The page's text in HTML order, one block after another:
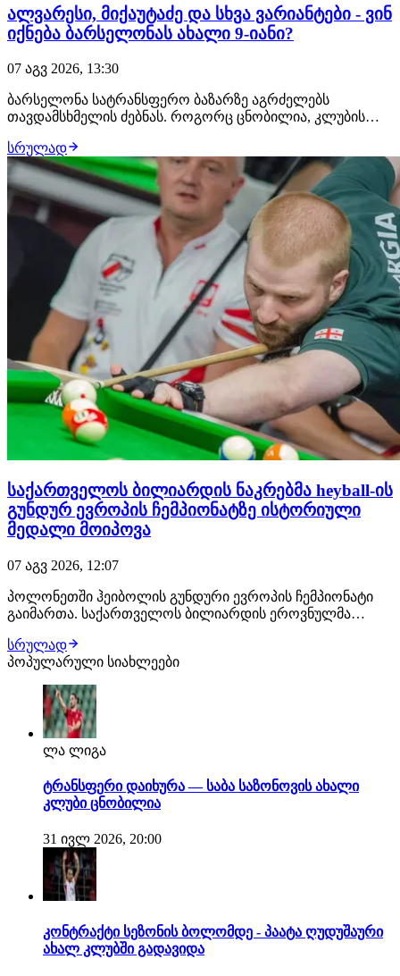
ალვარესი, მიქაუტაძე და სხვა ვარიანტები - ვინ
იქნება ბარსელონას ახალი 9-იანი?
07 აგვ 2026, 13:30
ბარსელონა სატრანსფერო ბაზარზე აგრძელებს
თავდამსხმელის ძებნას. როგორც ცნობილია, კლუბის
ვარსკვლავური ფორვარდის კატალონიაში
გადაბარგების შანსი დღითიდღე იკლებს. მადრიდის
ატლეტიკოს მტკიცედ აქვს გადაწყვეტილი არგენტინელი
წინახაზელის "ბლაუგრან…
სრულად
საქართველოს ბილიარდის ნაკრებმა heyball-ის
გუნდურ ევროპის ჩემპიონატზე ისტორიული
მედალი მოიპოვა
07 აგვ 2026, 12:07
პოლონეთში ჰეიბოლის გუნდური ევროპის ჩემპიონატი
გაიმართა. საქართველოს ბილიარდის ეროვნულმა
ანგარიშით 3:1 დათმო და ევროპის ვიცე-ჩემპიონი გახდა,
რაც ისტორიული შედეგია. ფინალამდე ქართველმა
მობილიარდეებმა სლოვაკეთის, პოლონეთისა და
ხორვატიის ნაკრ…
სრულად
პოპულარული სიახლეები
ლა ლიგა
ტრანსფერი დაიხურა — საბა საზონოვის ახალი
კლუბი ცნობილია
31 ივლ 2026, 20:00
კონტრაქტი სეზონის ბოლომდე - პაატა ღუდუშაური
ახალ კლუბში გადავიდა